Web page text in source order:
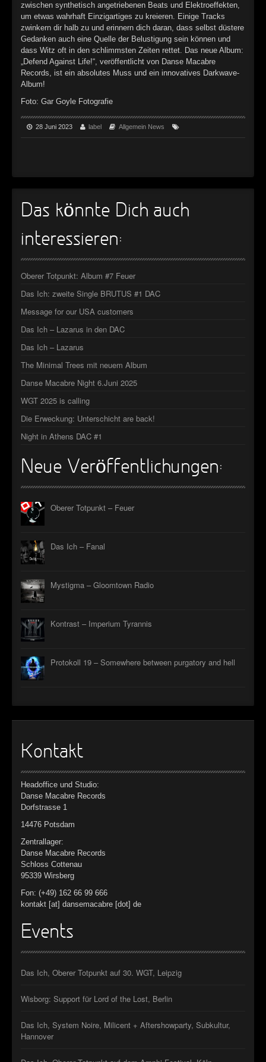
►
►
►
►
zwischen synthetisch angetriebenen Beats und Elektroeffekten,
um etwas wahrhaft Einzigartiges zu kreieren. Einige Tracks
zwinkern dir halb zu und erinnern dich daran, dass selbst düstere
Gedanken auch eine Quelle der Belustigung sein können und
dass Witz oft in den schlimmsten Zeiten rettet. Das neue Album:
„Defend Against Life!“, veröffentlicht von Danse Macabre
Records, ist ein absolutes Muss und ein innovatives Darkwave-
Album!
Foto: Gar Goyle Fotografie
28 Juni 2023 label Allgemein News
Das könnte Dich auch
interessieren:
Oberer Totpunkt: Album #7 Feuer
Das Ich: zweite Single BRUTUS #1 DAC
Message for our USA customers
Das Ich – Lazarus in den DAC
Das Ich – Lazarus
The Minimal Trees mit neuem Album
Danse Macabre Night 6.Juni 2025
WGT 2025 is calling
Die Erweckung: Unterschicht are back!
Night in Athens DAC #1
Neue Veröffentlichungen:
Oberer Totpunkt – Feuer
Das Ich – Fanal
Mystigma – Gloomtown Radio
Kontrast – Imperium Tyrannis
Protokoll 19 – Somewhere between purgatory and hell
Kontakt
Headoffice und Studio:
Danse Macabre Records
Dorfstrasse 1
14476 Potsdam
Zentrallager:
Danse Macabre Records
Schloss Cottenau
95339 Wirsberg
Fon: (+49) 162 66 99 666
kontakt [at] dansemacabre [dot] de
Events
Das Ich, Oberer Totpunkt auf 30. WGT, Leipzig
Wisborg: Support für Lord of the Lost, Berlin
Das Ich, System Noire, Milicent + Aftershowparty, Subkultur,
Hannover